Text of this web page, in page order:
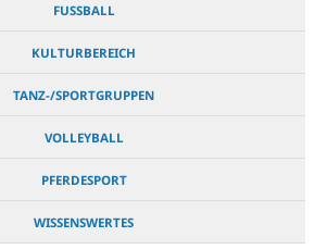
FUSSBALL
KULTURBEREICH
TANZ-/SPORTGRUPPEN
VOLLEYBALL
PFERDESPORT
WISSENSWERTES